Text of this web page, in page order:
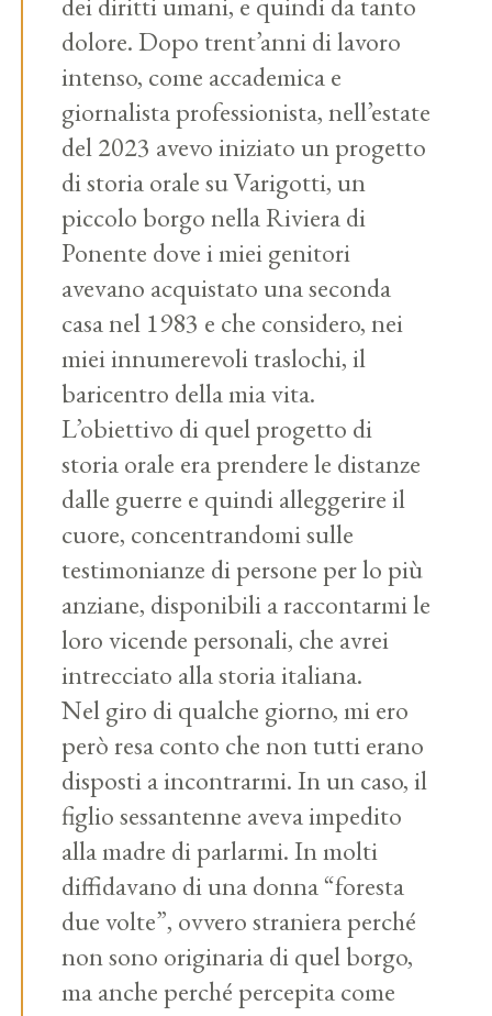
dolore. Dopo trent’anni di lavoro
intenso, come accademica e
giornalista professionista, nell’estate
del 2023 avevo iniziato un progetto
di storia orale su Varigotti, un
piccolo borgo nella Riviera di
Ponente dove i miei genitori
avevano acquistato una seconda
casa nel 1983 e che considero, nei
miei innumerevoli traslochi, il
baricentro della mia vita.
L’obiettivo di quel progetto di
storia orale era prendere le distanze
dalle guerre e quindi alleggerire il
cuore, concentrandomi sulle
testimonianze di persone per lo più
anziane, disponibili a raccontarmi le
loro vicende personali, che avrei
intrecciato alla storia italiana.
Nel giro di qualche giorno, mi ero
però resa conto che non tutti erano
disposti a incontrarmi. In un caso, il
figlio sessantenne aveva impedito
alla madre di parlarmi. In molti
diffidavano di una donna “foresta
due volte”, ovvero straniera perché
non sono originaria di quel borgo,
ma anche perché percepita come